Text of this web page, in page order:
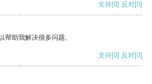
支持[0] 反对[0]
帮助我解决很多问题。
支持[0] 反对[0]